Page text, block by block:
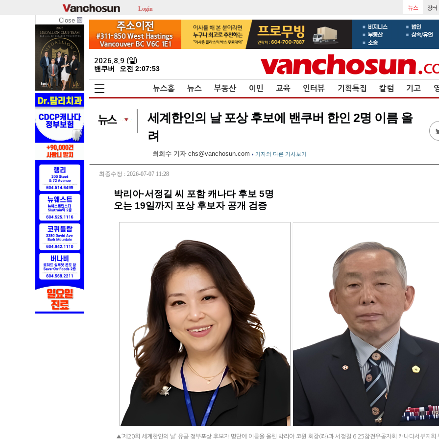
Login
Close
2026.8.9 (일)
밴쿠버 오전 2:07:55
뉴스홈 뉴스 부동산 이민 교육 인터뷰 기획특집 칼럼 기고
세계한인의 날 포상 후보에 밴쿠버 한인 2명 이름 올
려
최희수 기자 chs@vanchosun.com 기자의 다른 기사보기
최종수정 : 2026-07-07 11:28
박리아·서정길 씨 포함 캐나다 후보 5명
오는 19일까지 포상 후보자 공개 검증
▲‘제20회 세계한인의 날’ 유공 정부포상 후보자 명단에 이름을 올린 박리아 코윈 회장(좌)과 서정길 6·25참전유공자회 캐나다서부지회